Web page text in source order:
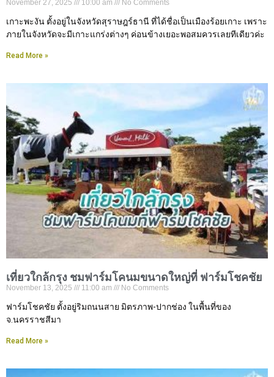
November 27, 2025 10:00 am No Comments
เกาะพะงัน ตั้งอยู่ในจังหวัดสุราษฎร์ธานี ที่ได้ชื่อเป็นเมืองร้อยเกาะ เพราะ
ภายในจังหวัดจะมีเกาะแกร่งต่างๆ ค่อนข้างเยอะพอสมควรเลยทีเดียวค่ะ
Read More »
เที่ยวใกล้กรุง ชมฟาร์มโคนมขนาดใหญ่ที่ ฟาร์มโชคชัย
November 13, 2025 11:00 am No Comments
ฟาร์มโชคชัย ตั้งอยู่ริมถนนสาย มิตรภาพ-ปากช่อง ในพื้นที่ของ
จ.นครราชสีมา
Read More »